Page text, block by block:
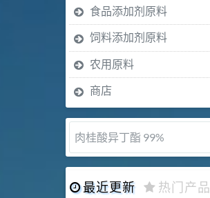
食品添加剂原料
饲料添加剂原料
农用原料
商店
肉桂醛 99%
最近更新 热门产品